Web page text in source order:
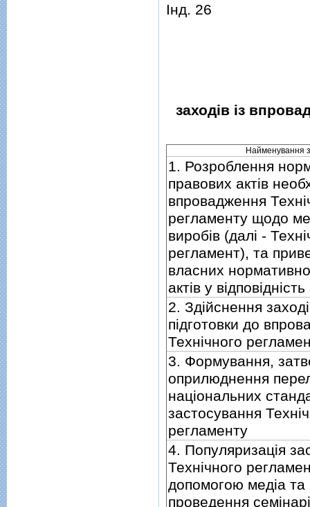
Iнд. 26
заходiв iз
Найменування
1. Розроблення
правових актiв
впровадження
регламенту щодо
виробiв (далi -
регламент), та
власних
актiв у
2. Здiйснення
пiдготовки до
Технiчного
3. Формування,
оприлюднення
нацiональних
застосування
регламенту
4. Популяризацiя
Технiчного
допомогою медiа
проведення